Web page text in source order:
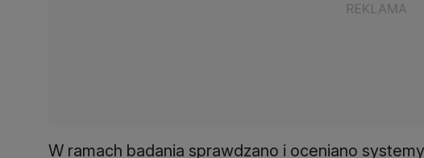
W ramach badania sprawdzano i oceniano